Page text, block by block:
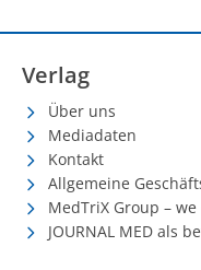
Verlag
Über uns
Mediadaten
Kontakt
Allgemeine
MedTriX Group –
JOURNAL MED als